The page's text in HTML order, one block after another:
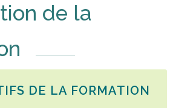
de la
DE LA FORMATION